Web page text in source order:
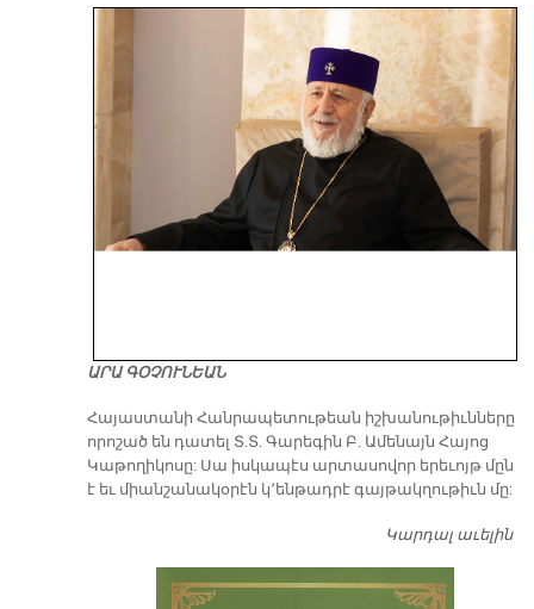
ԱՐԱ ԳՕՉՈՒՆԵԱՆ
​Հայաստանի Հանրապետութեան իշխանութիւնները
որոշած են դատել Տ.Տ. Գարեգին Բ. Ամենայն Հայոց
Կաթողիկոսը: Սա իսկապէս արտասովոր երեւոյթ մըն
է եւ միանշանակօրէն կ՚ենթադրէ գայթակղութիւն մը:
Կարդալ աւելին